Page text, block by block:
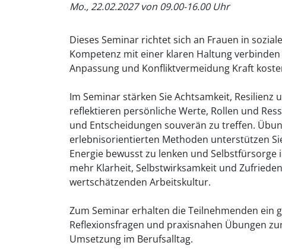
Mo., 22.02.2027 von 09.00-16.00 Uhr
Dieses Seminar richtet sich an Frauen in
Kompetenz mit einer klaren Haltung
Anpassung und Konfliktvermeidung Kraft
Im Seminar stärken Sie Achtsamkeit, Resilienz
reflektieren persönliche Werte, Rollen und
und Entscheidungen souverän zu treffen.
erlebnisorientierten Methoden unterstützen
Energie bewusst zu lenken und
mehr Klarheit, Selbstwirksamkeit und
wertschätzenden Arbeitskultur.
Zum Seminar erhalten die Teilnehmenden ein
Reflexionsfragen und praxisnahen Übungen
Umsetzung im Berufsalltag.